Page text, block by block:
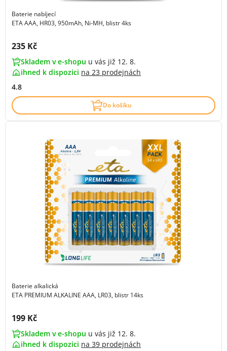
Baterie nabíjecí
ETA AAA, HR03, 950mAh, Ni-MH, blistr 4ks
Cena s DPH:
235 Kč
Skladem v e-shopu u vás již 12. 8.
ihned k dispozici na 23 prodejnách
4.8
Do košíku
Baterie alkalická
ETA PREMIUM ALKALINE AAA, LR03, blistr 14ks
Cena s DPH:
199 Kč
Skladem v e-shopu u vás již 12. 8.
ihned k dispozici na 39 prodejnách